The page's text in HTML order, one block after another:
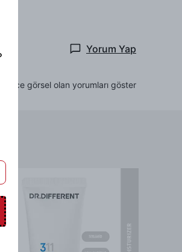
Yorum Yap
Sadece görsel olan yorumları göster